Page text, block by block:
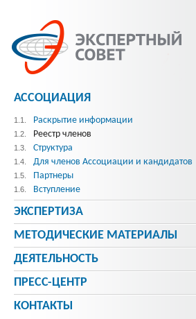
АССОЦИАЦИЯ
1.1. Раскрытие информации
1.2. Реестр членов
1.3. Структура
1.4. Для членов Ассоциации и кандидатов
1.5. Партнеры
1.6. Вступление
ЭКСПЕРТИЗА
МЕТОДИЧЕСКИE МАТЕРИАЛЫ
ДЕЯТЕЛЬНОСТЬ
ПРЕСС-ЦЕНТР
КОНТАКТЫ